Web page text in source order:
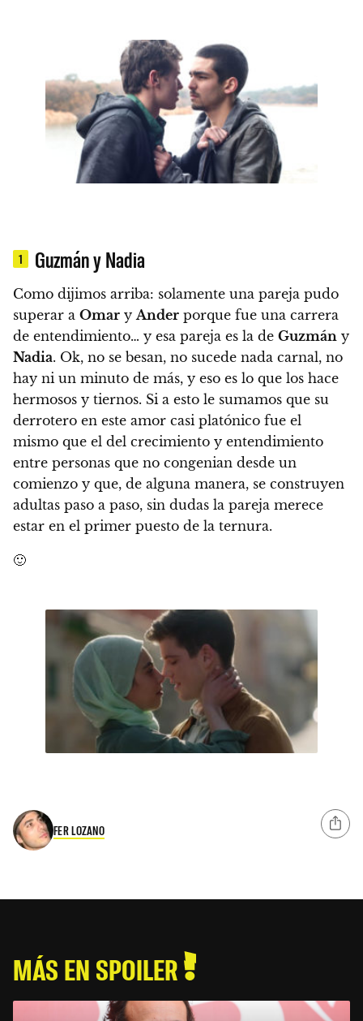
1 Guzmán y Nadia
Como dijimos arriba: solamente una pareja pudo
superar a Omar yAnder porque fue una carrera
de entendimiento… y esa pareja es la de Guzmán y
Nadia. Ok, no se besan, no sucede nada carnal, no
hay ni un minuto de más, y eso es lo que los hace
hermosos y tiernos. Si a esto le sumamos que su
derrotero en este amor casi platónico fue el
mismo que el del crecimiento y entendimiento
entre personas que no congenian desde un
comienzo y que, de alguna manera, se construyen
adultas paso a paso, sin dudas la pareja merece
estar en el primer puesto de la ternura.
🙂
FER LOZANO
MÁS EN SPOILER